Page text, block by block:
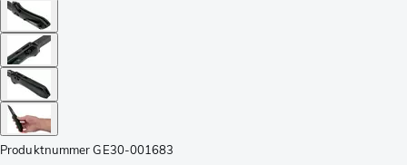
Produktnummer GE30-001683